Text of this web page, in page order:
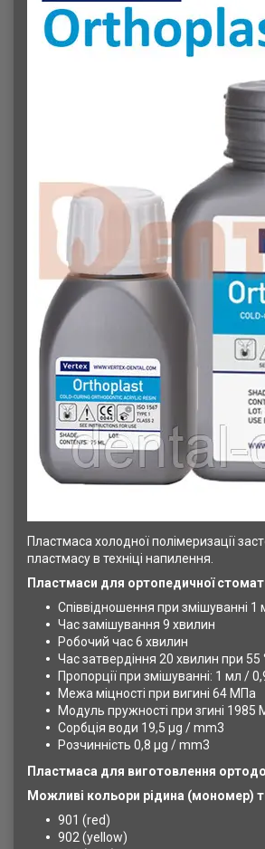
Пластмаса холодної полімеризації
пластмасу в техніці напилення.
Пластмаси для ортопедичної
Співвідношення при змішуванні
Час замішування 9 хвилин
Робочий час 6 хвилин
Час затвердіння 20 хвилин при 55
Пропорції при змішуванні: 1 мл /
Межа міцності при вигині 64 МПа
Модуль пружності при згині 1985
Сорбція води 19,5 μg / mm3
Розчинність 0,8 μg / mm3
Пластмаса для виготовлення
Можливі кольори рідина (мономер)
901 (red)
902 (yellow)